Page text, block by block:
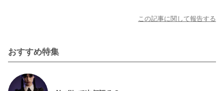
この記事に関して報告する
おすすめ特集